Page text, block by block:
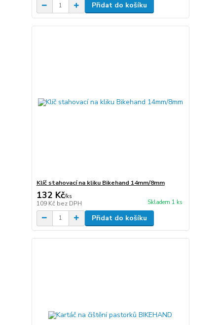
Přidat do košíku
Klíč stahovací na kliku Bikehand 14mm/8mm
132 Kč/ks
109 Kč bez DPH Skladem 1 ks
Přidat do košíku